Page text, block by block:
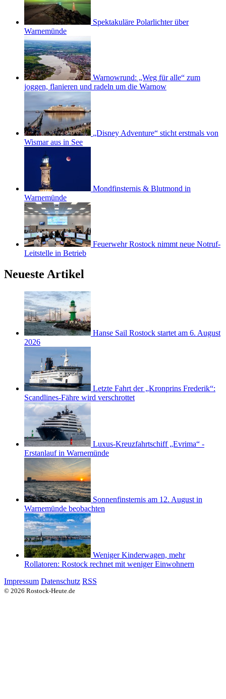
Spektakuläre Polarlichter über
Warnemünde
Warnowrund: „Weg für alle“ zum
joggen, flanieren und radeln um die Warnow
„Disney Adventure“ sticht erstmals von
Wismar aus in See
Mondfinsternis & Blutmond in
Warnemünde
Feuerwehr Rostock nimmt neue Notruf-
Leitstelle in Betrieb
Neueste Artikel
Hanse Sail Rostock startet am 6. August
2026
Letzte Fahrt der „Kronprins Frederik“:
Scandlines-Fähre wird verschrottet
Luxus-Kreuzfahrtschiff „Evrima“ -
Erstanlauf in Warnemünde
Sonnenfinsternis am 12. August in
Warnemünde beobachten
Weniger Kinderwagen, mehr
Rollatoren: Rostock rechnet mit weniger Einwohnern
Impressum Datenschutz RSS
© 2026 Rostock-Heute.de